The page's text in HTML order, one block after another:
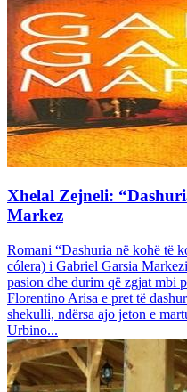
Xhelal Zejneli:
Markez
Romani “Dashuria në kohë të
cólera) i Gabriel Garsia
pasion dhe durim që zgjat mbi
Florentino Arisa e pret të
shekulli, ndërsa ajo jeton e
Urbino...